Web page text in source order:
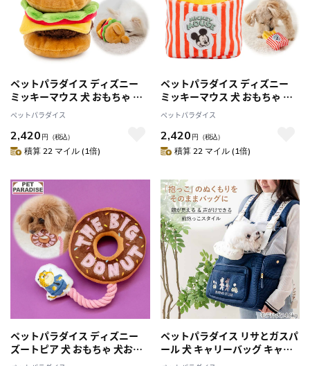
ペットパラダイス ディズニー
ミッキーマウス 犬 おもちゃ 犬
おもちゃ バーガー トイ 犬用お
もちゃ ペット 噛む 音 鳴る 音が
鳴る ペットトイ 玩具 TOY かわ
いい おもしろ
ペットパラダイス
2,420 円 （税込）
積算 22 マイル (1倍)
ペットパラダイス ディズニー
ミッキーマウス 犬 おもちゃ 犬
おもちゃ ポテト トイ 犬用おも
ちゃ ペット 噛む 音 鳴る 音が鳴
る ペットトイ 玩具 TOY かわい
い おもしろ
ペットパラダイス
2,420 円 （税込）
積算 22 マイル (1倍)
ペットパラダイス ディズニー
ズートピア 犬 おもちゃ 犬おも
ちゃ ドーナツトイ 犬用おもち
ペットパラダイス リサとガスパ
ール 犬 キャリーバッグ キャリ
ー ペットバッグ 優しい抱っこ